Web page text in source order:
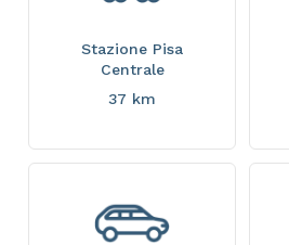
Stazione Pisa
Centrale
37 km